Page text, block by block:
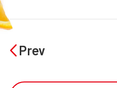
Prev